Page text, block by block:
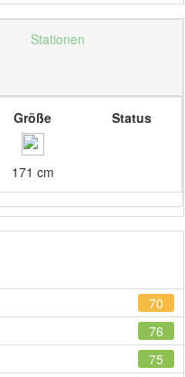
Stationen
Größe
171 cm
Status
70
76
75